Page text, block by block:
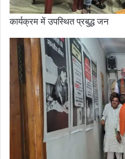
कार्यक्रम में उपस्थित प्रबुद्ध जन